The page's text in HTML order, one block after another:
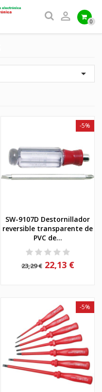
 0

SW-9107D Destornillador
reversible transparente de
PVC de...
23,29 €
-5%
22,13 €
-5%